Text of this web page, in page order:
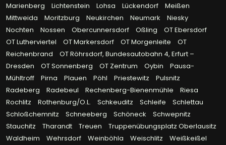
Marienberg
Lichtenstein Lohsa Lückendorf
Meißen
Mittweida
Moritzburg Neukirchen Neumark
Niesky
Nochten
Nossen Obercunnersdorf Oßling
OT Ebersdorf
OT Lutherviertel
OT Markersdorf OT Morgenleite
OT
Reichenbrand
OT Röhrsdorf, Bundesautobahn 4, Erfurt –
Dresden
OT Sonnenberg OT Zentrum Oybin
Pausa-
Mühltroff
Pirna Plauen Pöhl Priestewitz
Pulsnitz
Radeberg
Radebeul Rechenberg-Bienenmühle
Riesa
Rochlitz
Rothenburg/O.L. Schkeuditz Schleife
Schlettau
Schloßchemnitz
Schneeberg Schöneck
Schwepnitz
Stauchitz
Tharandt Treuen
Truppenübungsplatz Oberlausitz
Waldheim
Wehrsdorf Weinböhla Weischlitz
Weißkeißel